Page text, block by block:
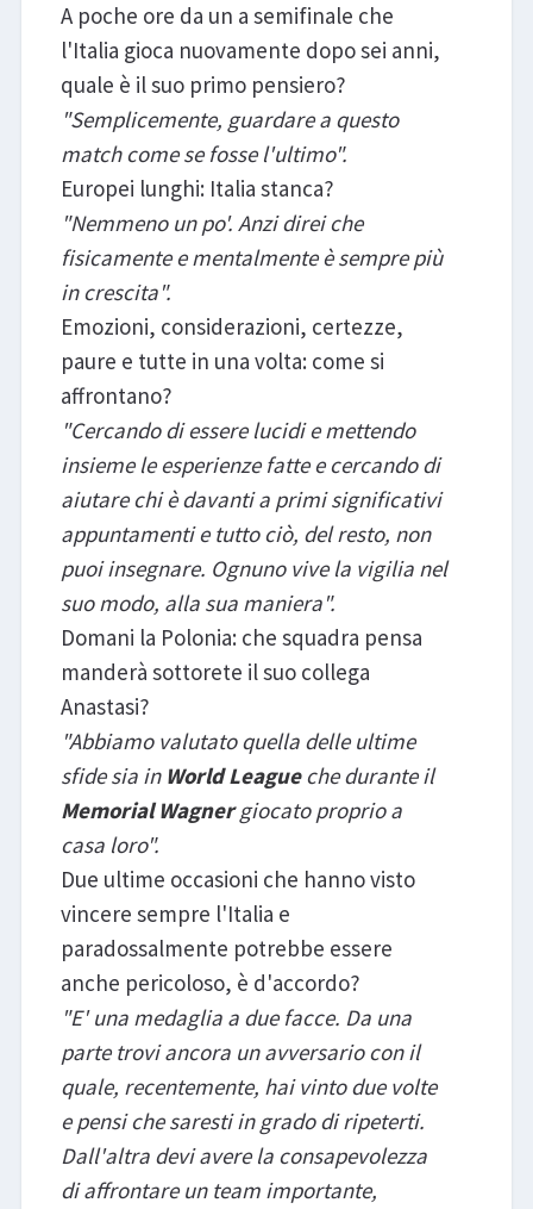
A poche ore da un a semifinale che
l'Italia gioca nuovamente dopo sei anni,
quale è il suo primo pensiero?
"Semplicemente, guardare a questo
match come se fosse l'ultimo".
Europei lunghi: Italia stanca?
"Nemmeno un po'. Anzi direi che
fisicamente e mentalmente è sempre più
in crescita".
Emozioni, considerazioni, certezze,
paure e tutte in una volta: come si
affrontano?
"Cercando di essere lucidi e mettendo
insieme le esperienze fatte e cercando di
aiutare chi è davanti a primi significativi
appuntamenti e tutto ciò, del resto, non
puoi insegnare. Ognuno vive la vigilia nel
suo modo, alla sua maniera".
Domani la Polonia: che squadra pensa
manderà sottorete il suo collega
Anastasi?
"Abbiamo valutato quella delle ultime
sfide sia in World Leagueche durante il
Memorial Wagnergiocato proprio a
casa loro".
Due ultime occasioni che hanno visto
vincere sempre l'Italia e
paradossalmente potrebbe essere
anche pericoloso, è d'accordo?
"E' una medaglia a due facce. Da una
parte trovi ancora un avversario con il
quale, recentemente, hai vinto due volte
e pensi che saresti in grado di ripeterti.
Dall'altra devi avere la consapevolezza
di affrontare un team importante,